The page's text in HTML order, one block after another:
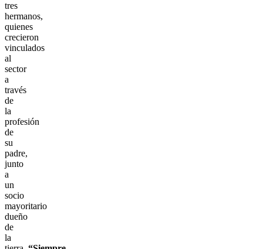
tres
hermanos,
quienes
crecieron
vinculados
al
sector
a
través
de
la
profesión
de
su
padre,
junto
a
un
socio
mayoritario
dueño
de
la